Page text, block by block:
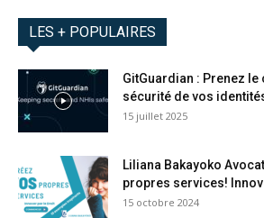
LES + POPULAIRES
GitGuardian : Prenez
sécurité de vos
15 juillet 2025
Liliana Bakayoko
propres services!
15 octobre 2024